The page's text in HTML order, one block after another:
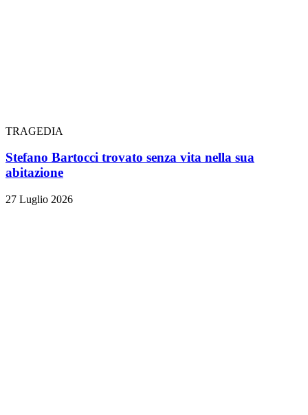
TRAGEDIA
Stefano Bartocci trovato senza vita nella sua
abitazione
27 Luglio 2026